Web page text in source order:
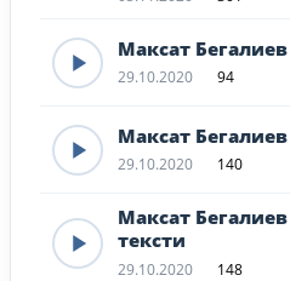
Максат
29.10.2020 94
Максат
29.10.2020 140
Максат
тексти
29.10.2020 148